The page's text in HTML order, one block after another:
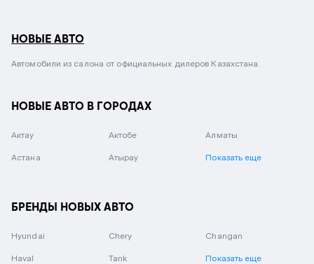
НОВЫЕ АВТО
Автомобили из салона от официальных дилеров Казахстана.
НОВЫЕ АВТО В ГОРОДАХ
Актау Актобе Алматы
Астана Атырау Показать еще
БРЕНДЫ НОВЫХ АВТО
Hyundai Chery Changan
Haval Tank Показать еще